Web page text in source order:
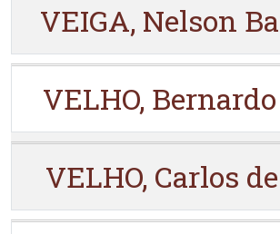
VEIGA, Nelson
VELHO,
VELHO, Carlos